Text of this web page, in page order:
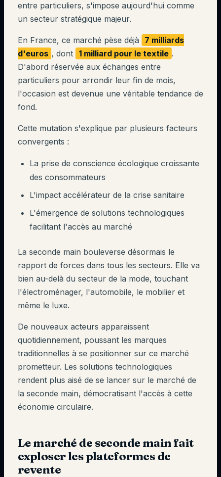
entre particuliers, s'impose aujourd'hui comme
un secteur stratégique majeur.
En France, ce marché pèse déjà
7 milliards
d'euros , dont 1 milliard pour le textile .
D'abord réservée aux échanges entre
particuliers pour arrondir leur fin de mois,
l'occasion est devenue une véritable tendance de
fond.
Cette mutation s'explique par plusieurs facteurs
convergents :
La prise de conscience écologique croissante
des consommateurs
L'impact accélérateur de la crise sanitaire
L'émergence de solutions technologiques
facilitant l'accès au marché
La seconde main bouleverse désormais le
rapport de forces dans tous les secteurs. Elle va
bien au-delà du secteur de la mode, touchant
l'électroménager, l'automobile, le mobilier et
même le luxe.
De nouveaux acteurs apparaissent
quotidiennement, poussant les marques
traditionnelles à se positionner sur ce marché
prometteur. Les solutions technologiques
rendent plus aisé de se lancer sur le marché de
la seconde main, démocratisant l'accès à cette
économie circulaire.
Le marché de seconde main fait
exploser les plateformes de
revente